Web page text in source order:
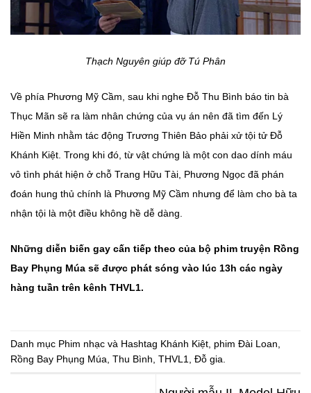
Thạch Nguyên giúp đỡ Tú Phân
Về phía Phương Mỹ Cầm, sau khi nghe Đỗ Thu Bình báo tin bà
Thục Mãn sẽ ra làm nhân chứng của vụ án nên đã tìm đến Lý
Hiền Minh nhằm tác động Trương Thiên Bảo phải xử tội tử Đỗ
Khánh Kiệt. Trong khi đó, từ vật chứng là một con dao dính máu
vô tình phát hiện ở chỗ Trang Hữu Tài, Phương Ngọc đã phán
đoán hung thủ chính là Phương Mỹ Cầm nhưng để làm cho bà ta
nhận tội là một điều không hề dễ dàng.
Những diễn biến gay cấn tiếp theo của bộ phim truyện Rồng
Bay Phụng Múa sẽ được phát sóng vào lúc 13h các ngày
hàng tuần trên kênh THVL1.
Danh mục Phim nhạc và Hashtag Khánh Kiệt phim Đài Loan
Rồng Bay Phụng Múa Thu Bình THVL1 Đỗ gia